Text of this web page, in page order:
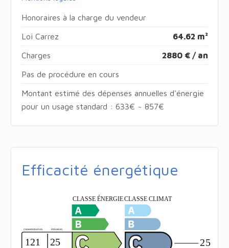
Honoraires à la charge du vendeur
Loi Carrez 64.62 m²
Charges 2880 € / an
Pas de procédure en cours
Montant estimé des dépenses annuelles d'énergie
pour un usage standard : 633€ ~ 857€
Efficacité énergétique